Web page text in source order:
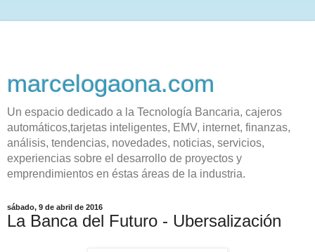
marcelogaona.com
Un espacio dedicado a la Tecnología Bancaria, cajeros
automáticos,tarjetas inteligentes, EMV, internet, finanzas,
análisis, tendencias, novedades, noticias, servicios,
experiencias sobre el desarrollo de proyectos y
emprendimientos en éstas áreas de la industria.
sábado, 9 de abril de 2016
La Banca del Futuro - Ubersalización